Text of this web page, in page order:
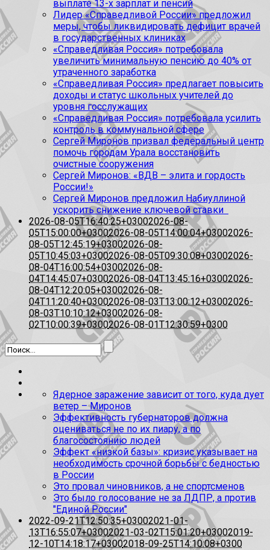
выплате 13-х зарплат и пенсий
Лидер «Справедливой России» предложил
меры, чтобы ликвидировать дефицит врачей
в государственных клиниках
«Справедливая Россия» потребовала
увеличить минимальную пенсию до 40% от
утраченного заработка
«Справедливая Россия» предлагает повысить
доходы и статус школьных учителей до
уровня госслужащих
«Справедливая Россия» потребовала усилить
контроль в коммунальной сфере
Сергей Миронов призвал федеральный центр
помочь городам Урала восстановить
очистные сооружения
Сергей Миронов: «ВДВ – элита и гордость
России!»
Сергей Миронов предложил Набиуллиной
ускорить снижение ключевой ставки
2026-08-05T16:40:25+03002026-08-
05T15:00:00+03002026-08-05T14:00:04+03002026-
08-05T12:45:19+03002026-08-
05T10:45:03+03002026-08-05T09:30:08+03002026-
08-04T16:00:54+03002026-08-
04T14:45:07+03002026-08-04T13:45:16+03002026-
08-04T12:20:05+03002026-08-
04T11:20:40+03002026-08-03T13:00:12+03002026-
08-03T10:10:12+03002026-08-
02T10:00:39+03002026-08-01T12:30:59+0300
Ядерное заражение зависит от того, куда дует
ветер – Миронов
Эффективность губернаторов должна
оцениваться не по их пиару, а по
благосостоянию людей
Эффект «низкой базы»: кризис указывает на
необходимость срочной борьбы с бедностью
в России
Это провал чиновников, а не спортсменов
Это было голосование не за ЛДПР, а против
"Единой России"
2022-09-21T12:50:35+03002021-01-
13T16:55:07+03002021-03-02T15:01:20+03002019-
12-10T14:18:17+03002018-09-25T14:10:08+0300